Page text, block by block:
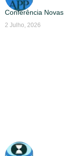
Conferência
2 Julho, 2026